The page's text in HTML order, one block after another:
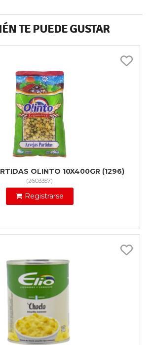
TE PUEDE GUSTAR
OLINTO 10X400GR (1296)
(2603357)
Registrarse